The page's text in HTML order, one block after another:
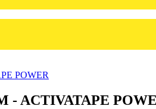
POWER
- ACTIVATAPE